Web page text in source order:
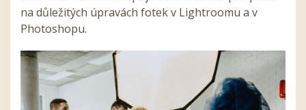
na důležitých úpravách fotek v Lightroomu a v
Photoshopu.